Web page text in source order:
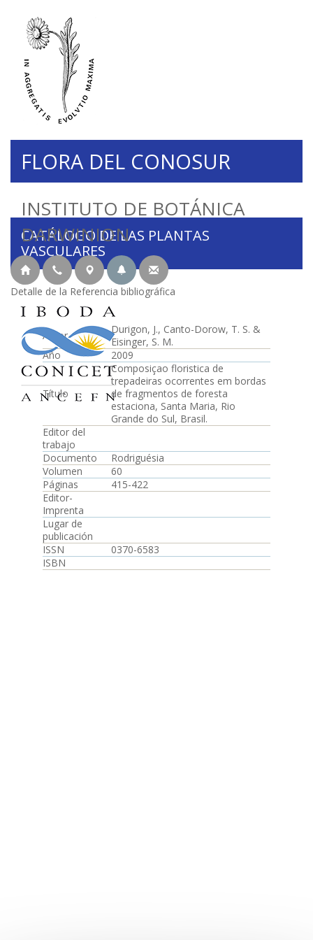
INSTITUTO DE BOTÁNICA
DARWINION
FLORA DEL CONOSUR
CATÁLOGO DE LAS PLANTAS
VASCULARES
Detalle de la Referencia bibliográfica
Autor
Durigon, J., Canto-Dorow, T. S. &
Eisinger, S. M.
Año
2009
Título
Composiçao floristica de
trepadeiras ocorrentes em bordas
de fragmentos de foresta
estaciona, Santa Maria, Rio
Grande do Sul, Brasil.
Editor del
trabajo
Documento
Rodriguésia
Volumen
60
Páginas
415-422
Editor-
Imprenta
Lugar de
publicación
ISSN
0370-6583
ISBN